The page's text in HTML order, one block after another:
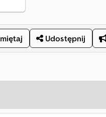
Udostępnij